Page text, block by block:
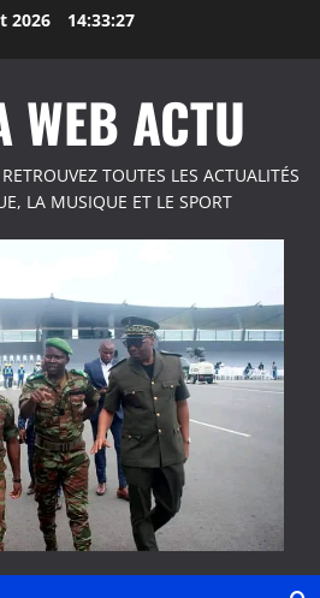
2026 14:33:28
WEB ACTU
TOUTES LES ACTUALITÉS
LA MUSIQUE ET LE SPORT